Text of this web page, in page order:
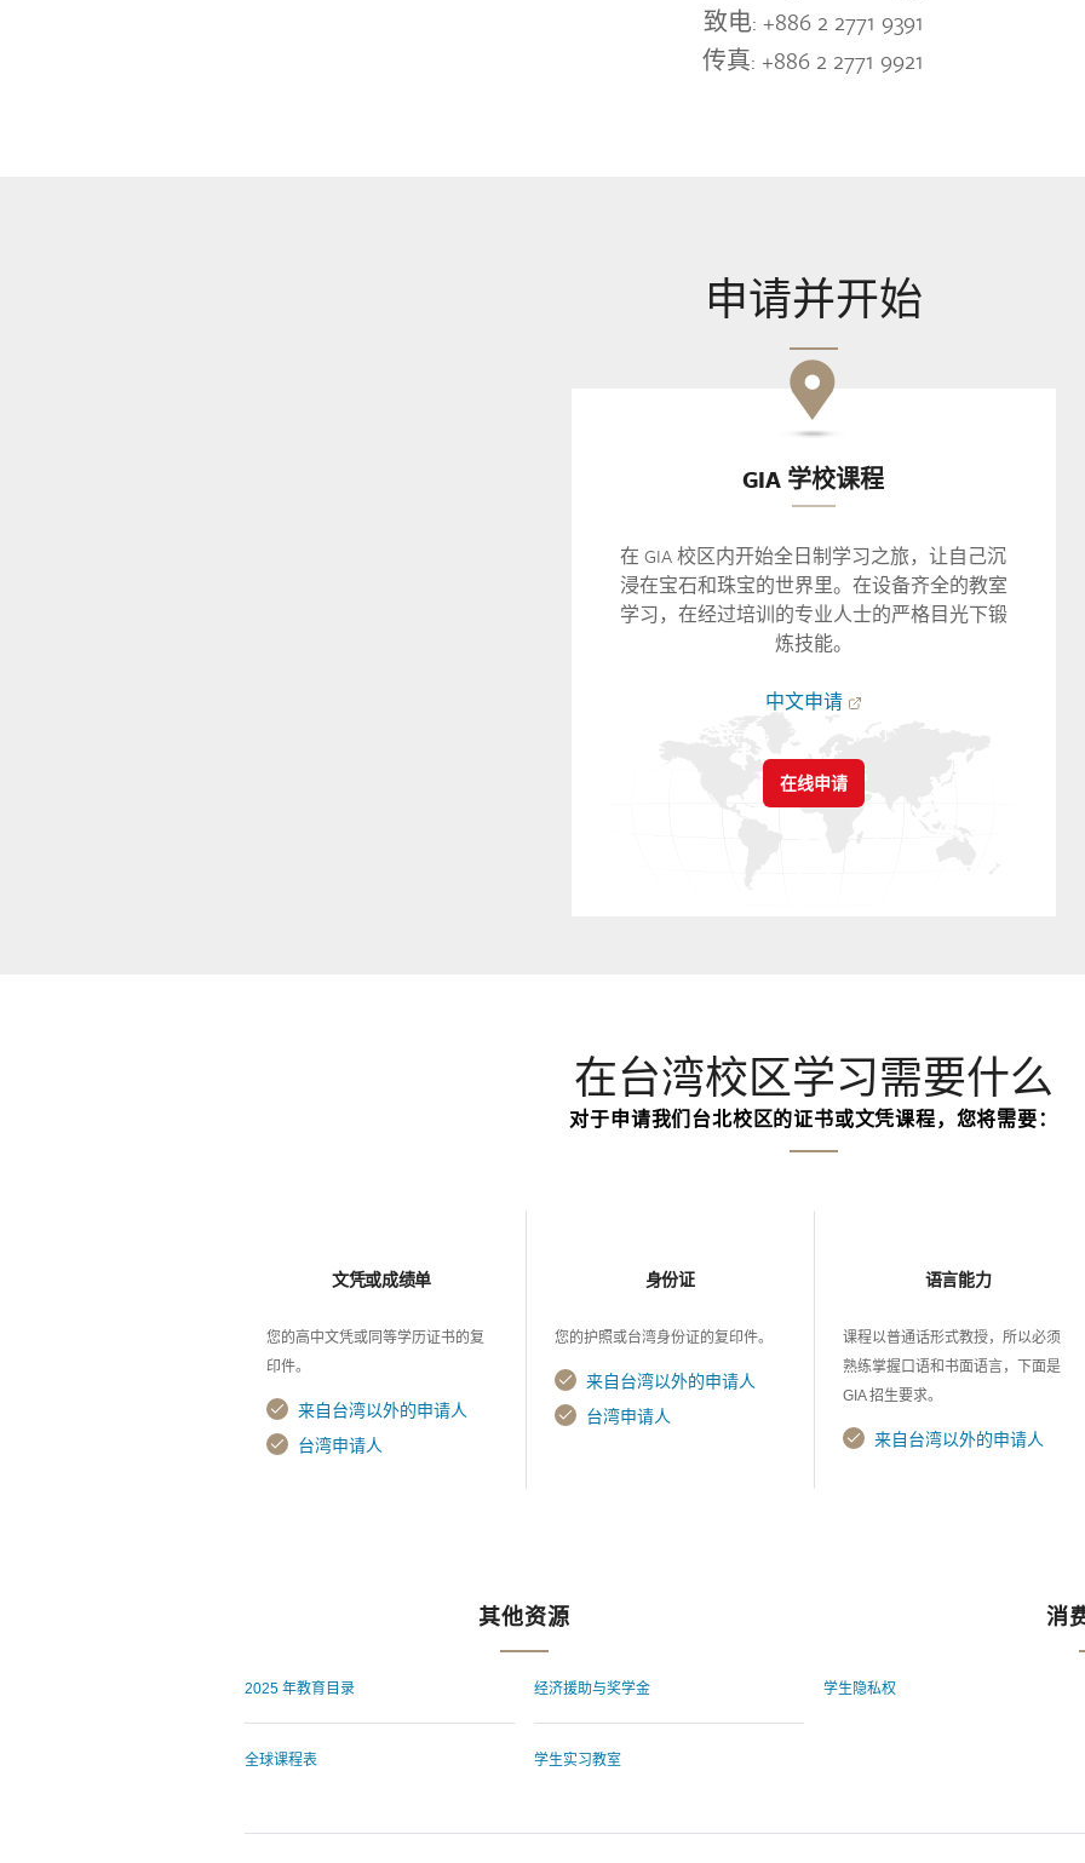
致电: +886 2 2771 9391
传真: +886 2 2771 9921
申请并开始
GIA 学校课程
在 GIA 校区内开始全日制学习之旅，让自己沉
浸在宝石和珠宝的世界里。在设备齐全的教室
学习，在经过培训的专业人士的严格目光下锻
炼技能。
中文申请
在线申请
在台湾校区学习需要什么
对于申请我们台北校区的证书或文凭课程，您将需要：
文凭或成绩单
您的高中文凭或同等学历证书的复
印件。
来自台湾以外的申请人
台湾申请人
身份证
您的护照或台湾身份证的复印件。
来自台湾以外的申请人
台湾申请人
语言能力
课程以普通话形式教授，所以必须
熟练掌握口语和书面语言，下面是
GIA 招生要求。
来自台湾以外的申请人
其他资源
2025 年教育目录
全球课程表
经济援助与奖学金
学生实习教室
消
学生隐私权